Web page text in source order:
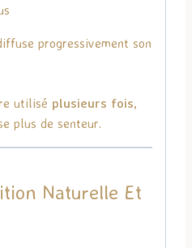
progressivement son
utilisé plusieurs fois,
plus de senteur.
Naturelle Et